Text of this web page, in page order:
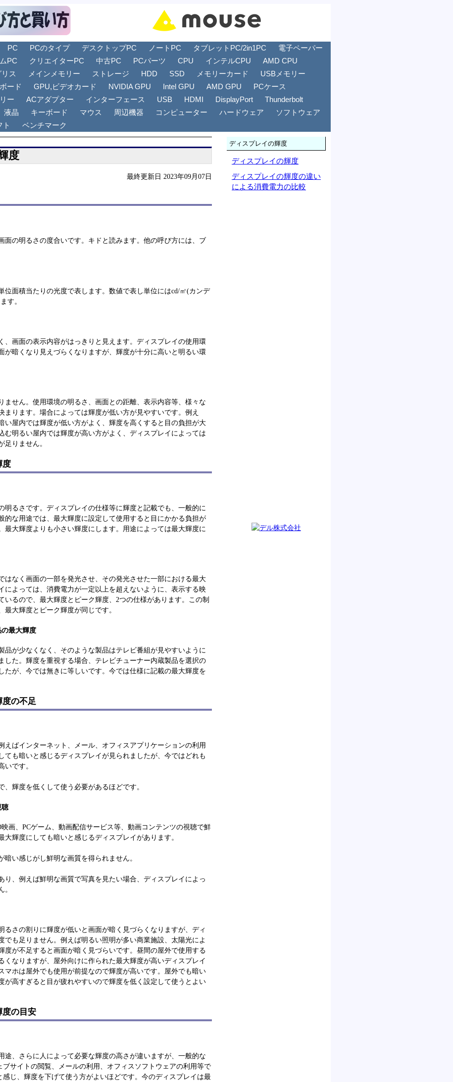
PC PCのタイプ デスクトップPC ノートPC タブレットPC/2in1PC
電子ペーパー
PC クリエイターPC 中古PC PCパーツ CPU インテルCPU
AMD CPU
ス メインメモリー ストレージ HDD SSD メモリーカード
USBメモリー
ード GPU,ビデオカード NVIDIA GPU Intel GPU AMD GPU
PCケース
ー ACアダプター インターフェース USB HDMI DisplayPort
Thunderbolt
液晶 キーボード マウス 周辺機器 コンピューター ハードウェア
ソフトウェア
ト ベンチマーク
度
最終更新日 2023年09月07日
面の明るさの度合いです。キドと読みます。他の呼び方には、ブ
位面積当たりの光度で表します。数値で表し単位にはcd/㎡(カンデ
す。
、画面の表示内容がはっきりと見えます。ディスプレイの使用環
が暗くなり見えづらくなりますが、輝度が十分に高いと明るい環
ません。使用環境の明るさ、画面との距離、表示内容等、様々な
まります。場合によっては輝度が低い方が見やすいです。例え
い屋内では輝度が低い方がよく、輝度を高くすると目の負担が大
む明るい屋内では輝度が高い方がよく、ディスプレイによっては
足りません。
度
明るさです。ディスプレイの仕様等に輝度と記載でも、一般的に
的な用途では、最大輝度に設定して使用すると目にかかる負担が
最大輝度よりも小さい輝度にします。用途によっては最大輝度に
はなく画面の一部を発光させ、その発光させた一部における最大
によっては、消費電力が一定以上を超えないように、表示する映
いるので、最大輝度とピーク輝度、2つの仕様があります。この制
大輝度とピーク輝度が同じです。
最大輝度
品が少なくなく、そのような製品はテレビ番組が見やすいように
した。輝度を重視する場合、テレビチューナー内蔵製品を選択の
たが、今では無きに等しいです。今では仕様に記載の最大輝度を
度の不足
えばインターネット、メール、オフィスアプリケーションの利用
ても暗いと感じるディスプレイが見られましたが、今ではどれも
いです。
、輝度を低くして使う必要があるほどです。
聴
画、PCゲーム、動画配信サービス等、動画コンテンツの視聴で鮮
大輝度にしても暗いと感じるディスプレイがあります。
暗い感じがし鮮明な画質を得られません。
り、例えば鮮明な画質で写真を見たい場合、ディスプレイによっ
。
るさの割りに輝度が低いと画面が暗く見づらくなりますが、ディ
でも足りません。例えば明るい照明が多い商業施設、太陽光によ
度が不足すると画面が暗く見づらいです。昼間の屋外で使用する
くなりますが、屋外向けに作られた最大輝度が高いディスプレイ
マホは屋外でも使用が前提なので輝度が高いです。屋外でも暗い
が高すぎると目が疲れやすいので輝度を低く設定して使うとよい
度の目安
途、さらに人によって必要な輝度の高さが違いますが、一般的な
ブサイトの閲覧、メールの利用、オフィスソフトウェアの利用等で
感じ、輝度を下げて使う方がよいほどです。今のディスプレイは最
ディスプレイの輝度
ディスプレイの輝度
ディスプレイの輝度の違い
による消費電力の比較